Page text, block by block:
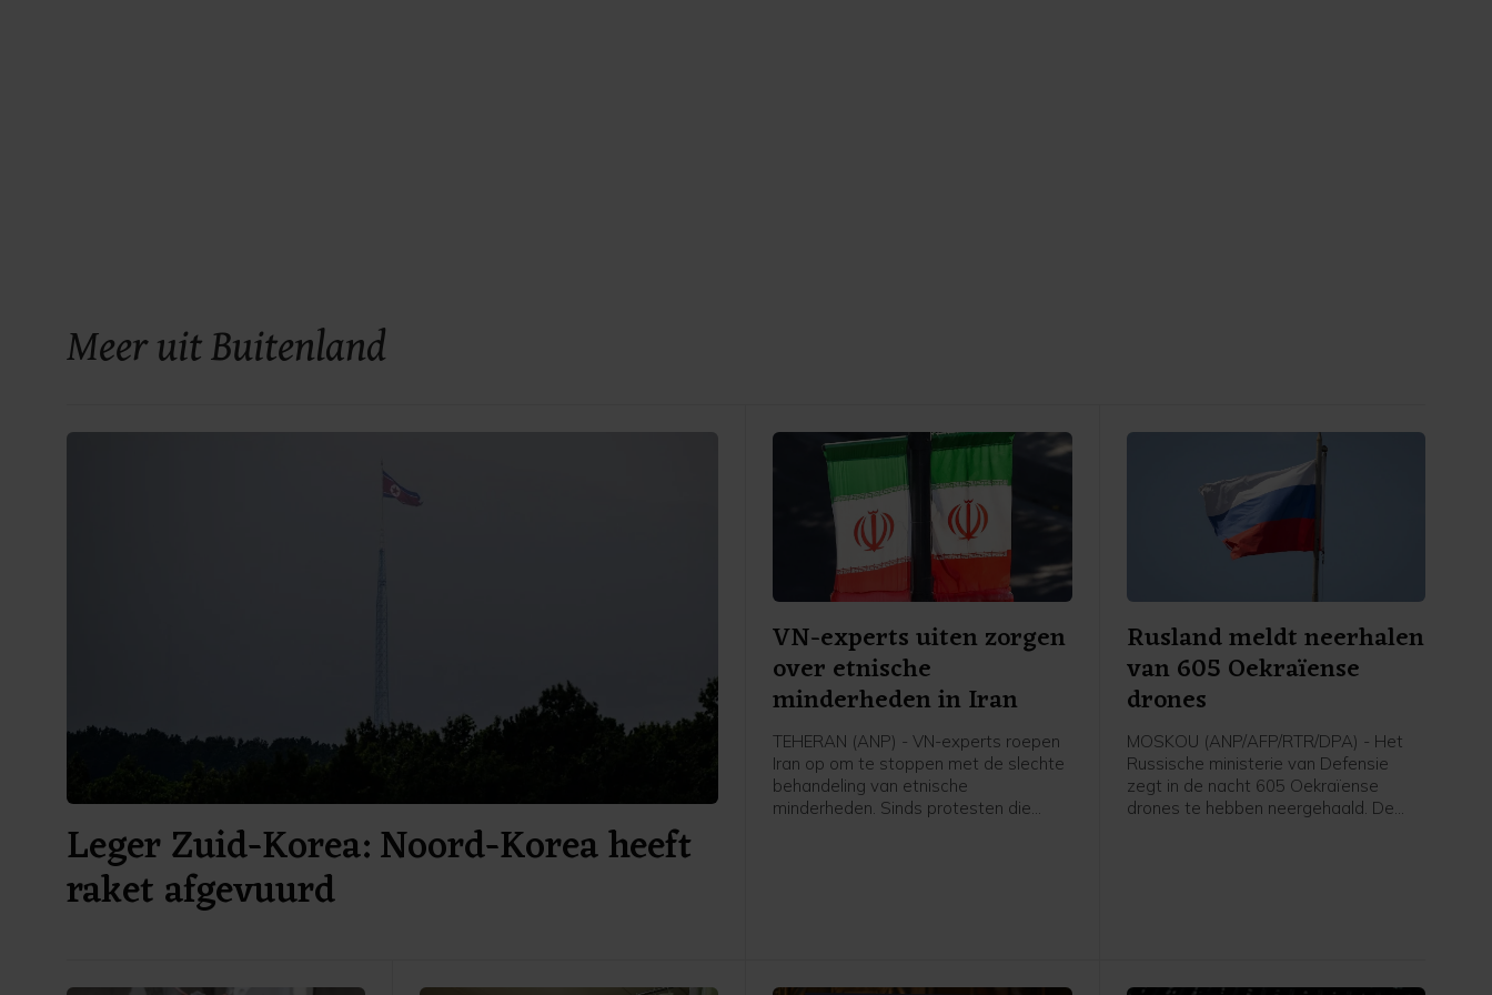
Meer uit Buitenland
Leger Zuid-Korea: Noord-Korea heeft
raket afgevuurd
VN-experts uiten zorgen
over etnische
minderheden in Iran
TEHERAN (ANP) - VN-experts roepen
Iran op om te stoppen met de slechte
behandeling van etnische
minderheden. Sinds protesten die
Rusland meldt neerhalen
van 605 Oekraïense
drones
MOSKOU (ANP/AFP/RTR/DPA) - Het
Russische ministerie van Defensie
zegt in de nacht 605 Oekraïense
drones te hebben neergehaald. De